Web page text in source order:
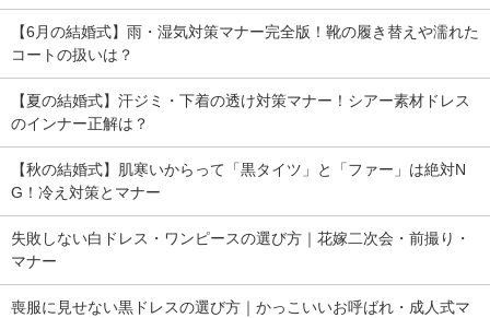
【6月の結婚式】雨・湿気対策マナー完全版！靴の履き替えや濡れた
コートの扱いは？
【夏の結婚式】汗ジミ・下着の透け対策マナー！シアー素材ドレス
のインナー正解は？
【秋の結婚式】肌寒いからって「黒タイツ」と「ファー」は絶対N
G！冷え対策とマナー
失敗しない白ドレス・ワンピースの選び方｜花嫁二次会・前撮り・
マナー
喪服に見せない黒ドレスの選び方｜かっこいいお呼ばれ・成人式マ